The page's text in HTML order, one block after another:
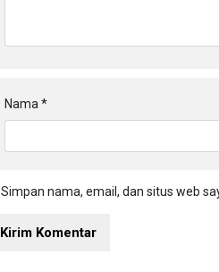
Nama *
Simpan nama, email, dan situs web